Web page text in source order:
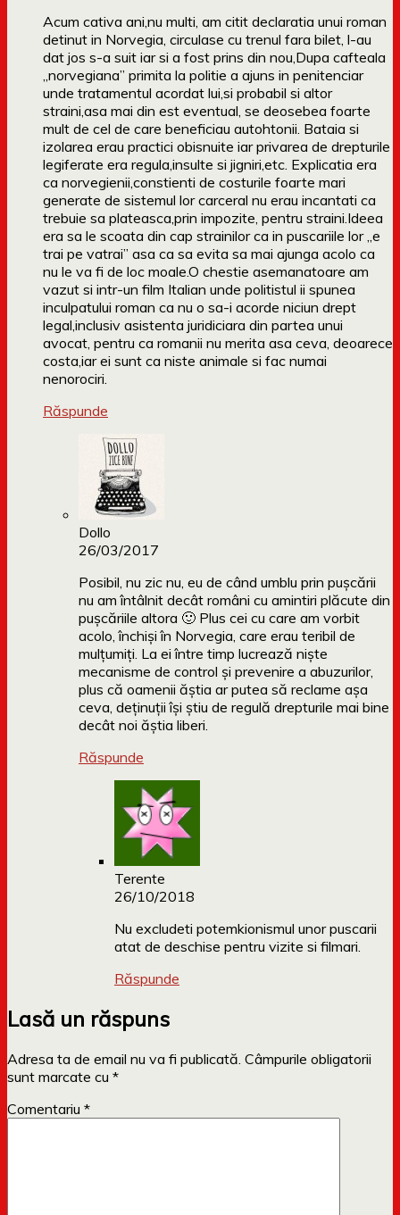
Acum cativa ani,nu multi, am citit declaratia unui roman
detinut in Norvegia, circulase cu trenul fara bilet, l-au
dat jos s-a suit iar si a fost prins din nou,Dupa cafteala
„norvegiana” primita la politie a ajuns in penitenciar
unde tratamentul acordat lui,si probabil si altor
straini,asa mai din est eventual, se deosebea foarte
mult de cel de care beneficiau autohtonii. Bataia si
izolarea erau practici obisnuite iar privarea de drepturile
legiferate era regula,insulte si jigniri,etc. Explicatia era
ca norvegienii,constienti de costurile foarte mari
generate de sistemul lor carceral nu erau incantati ca
trebuie sa plateasca,prin impozite, pentru straini.Ideea
era sa le scoata din cap strainilor ca in puscariile lor „e
trai pe vatrai” asa ca sa evita sa mai ajunga acolo ca
nu le va fi de loc moale.O chestie asemanatoare am
vazut si intr-un film Italian unde politistul ii spunea
inculpatului roman ca nu o sa-i acorde niciun drept
legal,inclusiv asistenta juridiciara din partea unui
avocat, pentru ca romanii nu merita asa ceva, deoarece
costa,iar ei sunt ca niste animale si fac numai
nenorociri.
Răspunde
Dollo
26/03/2017
Posibil, nu zic nu, eu de când umblu prin pușcării
nu am întâlnit decât români cu amintiri plăcute din
pușcăriile altora 🙂 Plus cei cu care am vorbit
acolo, închiși în Norvegia, care erau teribil de
mulțumiți. La ei între timp lucrează niște
mecanisme de control și prevenire a abuzurilor,
plus că oamenii ăștia ar putea să reclame așa
ceva, deținuții își știu de regulă drepturile mai bine
decât noi ăștia liberi.
Răspunde
Terente
26/10/2018
Nu excludeti potemkionismul unor puscarii
atat de deschise pentru vizite si filmari.
Răspunde
Lasă un răspuns
Adresa ta de email nu va fi publicată. Câmpurile obligatorii
sunt marcate cu *
Comentariu *